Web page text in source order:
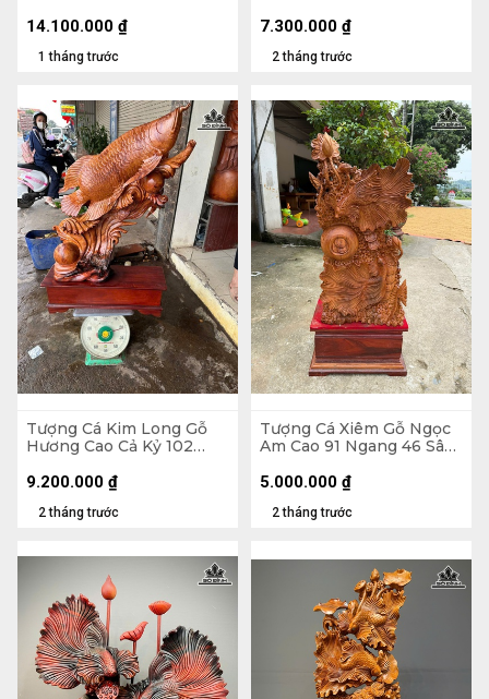
Kỷ Cao 10
1 tháng trước
14.100.000 ₫
2 tháng trước
7.300.000 ₫
Tượng Cá Kim Long Gỗ
Hương Cao Cả Kỷ 102
Kỷ Cao 20
2 tháng trước
9.200.000 ₫
Tượng Cá Xiêm Gỗ Ngọc
Am Cao 91 Ngang 46 Sâu
2 tháng trước
5.000.000 ₫